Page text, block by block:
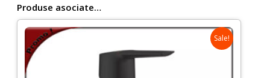
bara
Produse asociate…
Sale!